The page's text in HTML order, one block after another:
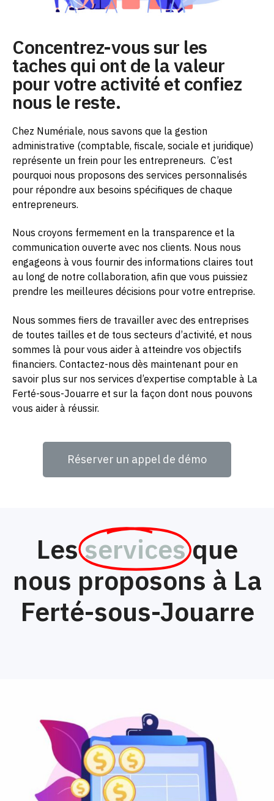
Concentrez-vous sur les
taches qui ont de la valeur
pour votre activité et confiez
nous le reste.
Chez Numériale, nous savons que la gestion
administrative (comptable, fiscale, sociale et juridique)
représente un frein pour les entrepreneurs. C’est
pourquoi nous proposons des services personnalisés
pour répondre aux besoins spécifiques de chaque
entrepreneurs.
Nous croyons fermement en la transparence et la
communication ouverte avec nos clients. Nous nous
engageons à vous fournir des informations claires tout
au long de notre collaboration, afin que vous puissiez
prendre les meilleures décisions pour votre entreprise.
Nous sommes fiers de travailler avec des entreprises
de toutes tailles et de tous secteurs d’activité, et nous
sommes là pour vous aider à atteindre vos objectifs
financiers. Contactez-nous dès maintenant pour en
savoir plus sur nos services d’expertise comptable à La
Ferté-sous-Jouarre et sur la façon dont nous pouvons
vous aider à réussir.
Réserver un appel de démo
Lesservices que
nous proposons à La
Ferté-sous-Jouarre